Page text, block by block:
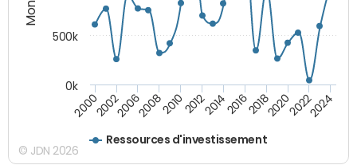
Ressources d'investissement
200020022006200820102012201420162018202020222024
0k
500k
© JDN 2026